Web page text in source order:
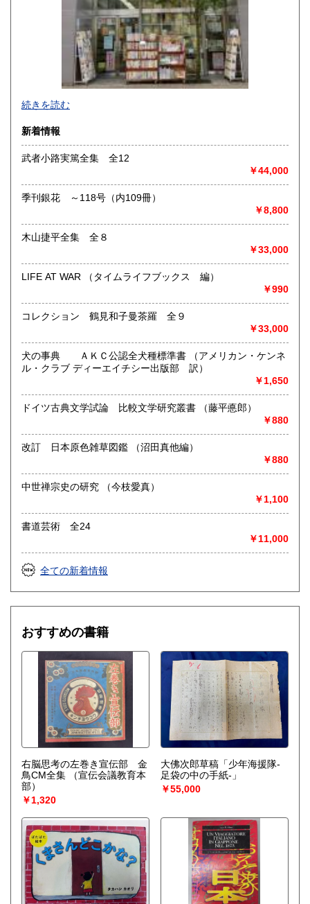
月～金 9:00～18: 00 土 9：00～17：00 祝日
10:00～18:00
沿線名：*JR京浜東北線 *京浜急行
最寄駅：*JR鶴見駅 西口徒歩5分 *京急鶴見駅 徒歩
営業時間：月～金 9:00～18: 00 土 9:00～17:00 祝
日 10:00～18:00 *夏季休暇 8月9日(日)～8月16日(日)
書籍の買取について
取り扱い分野
続きを読む
新着情報
武者小路実篤全集 全12
￥44,000
季刊銀花 ～118号（内109冊）
￥8,800
木山捷平全集 全８
￥33,000
LIFE AT WAR （タイムライフブックス 編）
￥990
コレクション 鶴見和子曼茶羅 全９
￥33,000
犬の事典 ＡＫＣ公認全犬種標準書 （アメリカン・ケンネ
ル・クラブ ディーエイチシー出版部 訳）
￥1,650
ドイツ古典文学試論 比較文学研究叢書 （藤平悳郎）
￥880
改訂 日本原色雑草図鑑 （沼田真他編）
￥880
中世禅宗史の研究 （今枝愛真）
￥1,100
書道芸術 全24
￥11,000
全ての新着情報
おすすめの書籍
右脳思考の左巻き宣伝部 金
鳥CM全集
（宣伝会議教育本
部）
￥1,320
大佛次郎草稿「少年海援隊-
足袋の中の手紙-」
￥55,000